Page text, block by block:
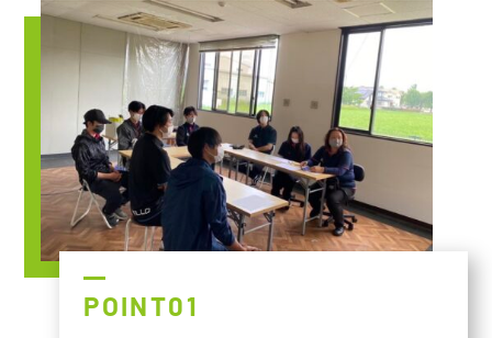
POINT01